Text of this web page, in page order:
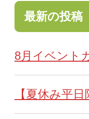
最新の投稿
8月イベント
【夏休み平